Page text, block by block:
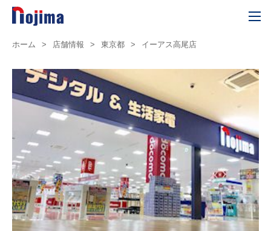
ホーム > 店舗情報 > 東京都 > イーアス高尾店